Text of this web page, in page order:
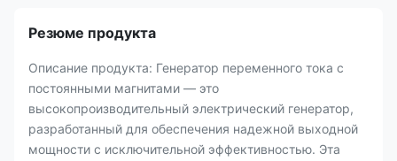
Резюме продукта
Описание продукта: Генератор переменного тока с
постоянными магнитами — это
высокопроизводительный электрический генератор,
разработанный для обеспечения надежной выходной
мощности с исключительной эффективностью. Эта